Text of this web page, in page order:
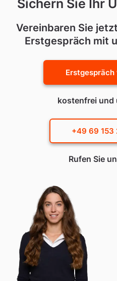
Sichern Sie Ihr
Vereinbaren Sie
Erstgespräch mit
kostenfrei und
+49 69 153
Rufen Sie